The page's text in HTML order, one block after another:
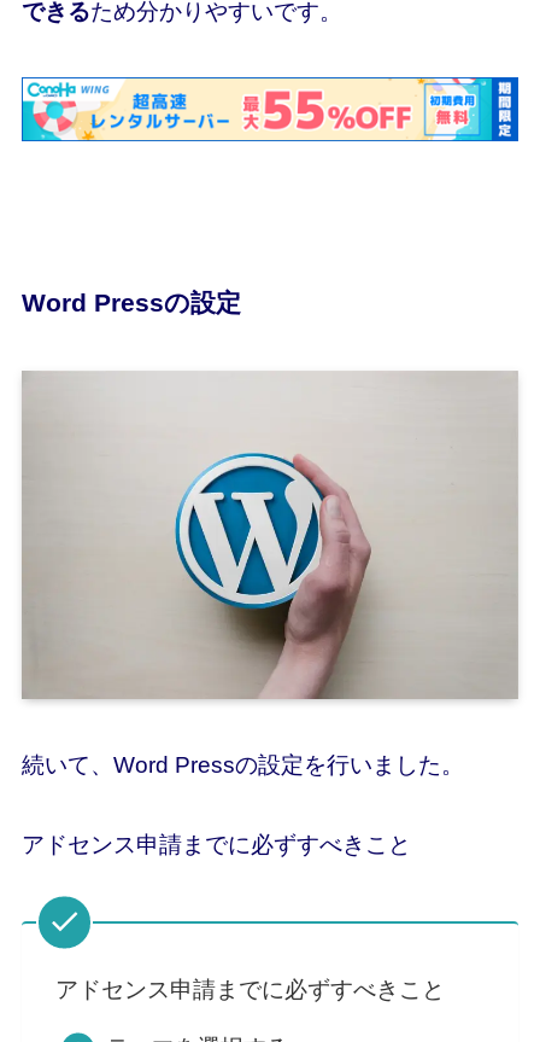
できるため分かりやすいです。
Word Pressの設定
続いて、Word Pressの設定を行いました。
アドセンス申請までに必ずすべきこと
アドセンス申請までに必ずすべきこと